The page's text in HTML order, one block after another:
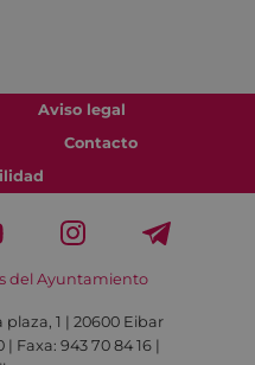
Aviso legal
Contacto
del Ayuntamiento
1 | 20600 Eibar
| Faxa: 943 70 84 16 |